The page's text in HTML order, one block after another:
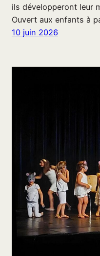
ils développeront leur
Ouvert aux enfants à
10 juin 2026